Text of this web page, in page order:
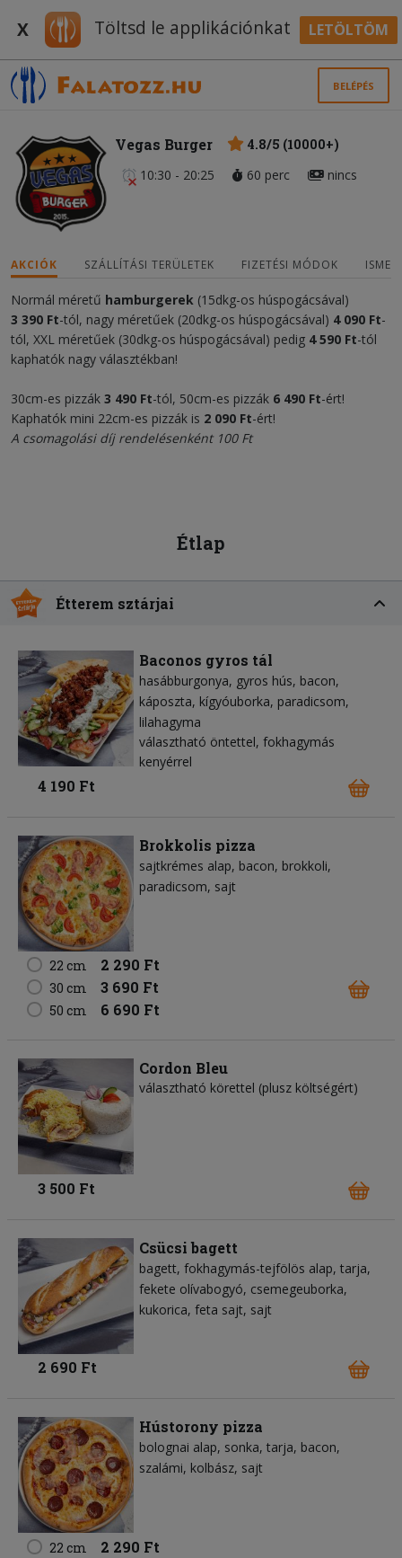
X Töltsd le applikációnkat LETÖLTÖM
BELÉPÉS
Vegas Burger
4.8/5 (10000+)
10:30 - 20:25
60 perc nincs
AKCIÓK SZÁLLÍTÁSI TERÜLETEK FIZETÉSI MÓDOK
Normál méretű hamburgerek (15dkg-os húspogácsával)
3 390 Ft-tól, nagy méretűek (20dkg-os húspogácsával) 4 090 Ft-
tól, XXL méretűek (30dkg-os húspogácsával) pedig 4 590 Ft-tól
kaphatók nagy választékban!
30cm-es pizzák 3 490 Ft-tól, 50cm-es pizzák 6 490 Ft-ért!
Kaphatók mini 22cm-es pizzák is 2 090 Ft-ért!
A csomagolási díj rendelésenként 100 Ft
Étlap
Étterem sztárjai
Baconos gyros tál
hasábburgonya gyros hús bacon
káposzta kígyóuborka paradicsom
lilahagyma
választható öntettel, fokhagymás
kenyérrel
4 190 Ft
Brokkolis pizza
sajtkrémes alap bacon brokkoli
paradicsom sajt
22 cm 2 290 Ft
30 cm 3 690 Ft
50 cm 6 690 Ft
Cordon Bleu
választható körettel (plusz költségért)
3 500 Ft
Csücsi bagett
bagett fokhagymás-tejfölös alap tarja
fekete olívabogyó csemegeuborka
kukorica feta sajt sajt
2 690 Ft
Hústorony pizza
bolognai alap sonka tarja bacon
szalámi kolbász sajt
22 cm 2 290 Ft